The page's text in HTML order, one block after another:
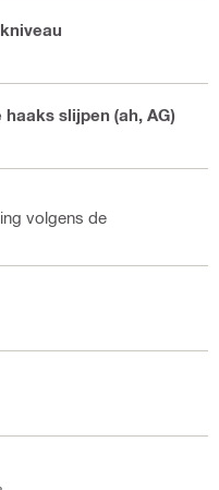
slijpen (ah, AG)
volgens de